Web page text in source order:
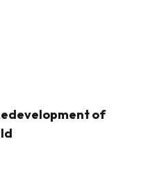
of